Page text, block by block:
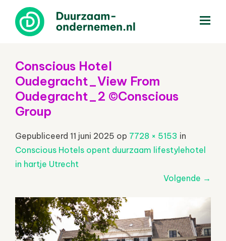
Conscious Hotel
Oudegracht_View From
Oudegracht_2 ©Conscious
Group
Gepubliceerd 11 juni 2025 op 7728 × 5153 in
Conscious Hotels opent duurzaam lifestylehotel
in hartje Utrecht
Volgende →